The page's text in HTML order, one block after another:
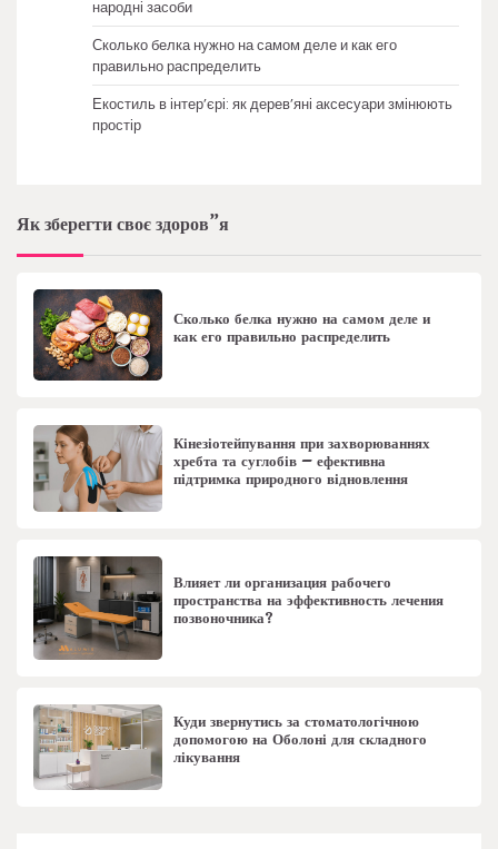
народні засоби
Сколько белка нужно на самом деле и как его
правильно распределить
Екостиль в інтер’єрі: як дерев’яні аксесуари змінюють
простір
Як зберегти своє здоров”я
Сколько белка нужно на самом деле и
как его правильно распределить
Кінезіотейпування при захворюваннях
хребта та суглобів – ефективна
підтримка природного відновлення
Влияет ли организация рабочего
пространства на эффективность лечения
позвоночника?
Куди звернутись за стоматологічною
допомогою на Оболоні для складного
лікування